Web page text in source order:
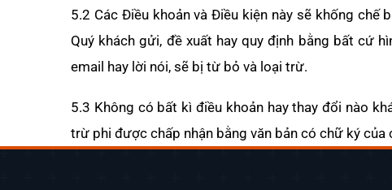
5.2 Các Điều khoản và Điều kiện này sẽ khống chế
Quý khách gửi, đề xuất hay quy định bằng bất cứ
email hay lời nói, sẽ bị từ bỏ và loại trừ.
5.3 Không có bất kì điều khoản hay thay đổi nào
trừ phi được chấp nhận bằng văn bản có chữ ký của